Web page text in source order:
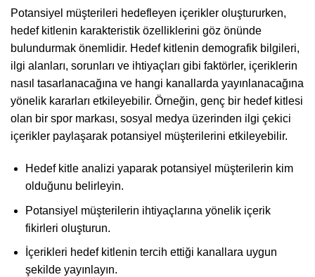
Potansiyel müşterileri hedefleyen içerikler oluştururken,
hedef kitlenin karakteristik özelliklerini göz önünde
bulundurmak önemlidir. Hedef kitlenin demografik bilgileri,
ilgi alanları, sorunları ve ihtiyaçları gibi faktörler, içeriklerin
nasıl tasarlanacağına ve hangi kanallarda yayınlanacağına
yönelik kararları etkileyebilir. Örneğin, genç bir hedef kitlesi
olan bir spor markası, sosyal medya üzerinden ilgi çekici
içerikler paylaşarak potansiyel müşterilerini etkileyebilir.
Hedef kitle analizi yaparak potansiyel müşterilerin kim
olduğunu belirleyin.
Potansiyel müşterilerin ihtiyaçlarına yönelik içerik
fikirleri oluşturun.
İçerikleri hedef kitlenin tercih ettiği kanallara uygun
şekilde yayınlayın.